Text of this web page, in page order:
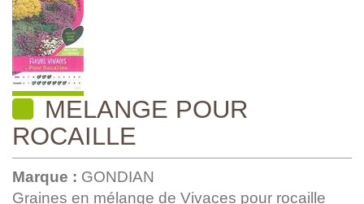
MELANGE POUR
ROCAILLE
Marque : GONDIAN
Graines en mélange de Vivaces pour rocaille